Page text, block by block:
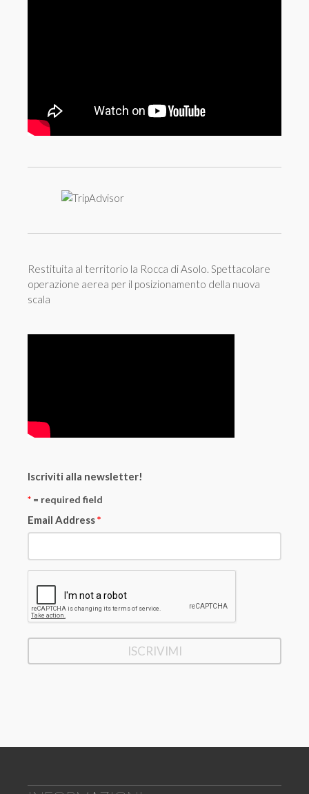
Restituita al territorio la Rocca di Asolo. Spettacolare
operazione aerea per il posizionamento della nuova
scala
Iscriviti alla newsletter!
* = required field
Email Address*